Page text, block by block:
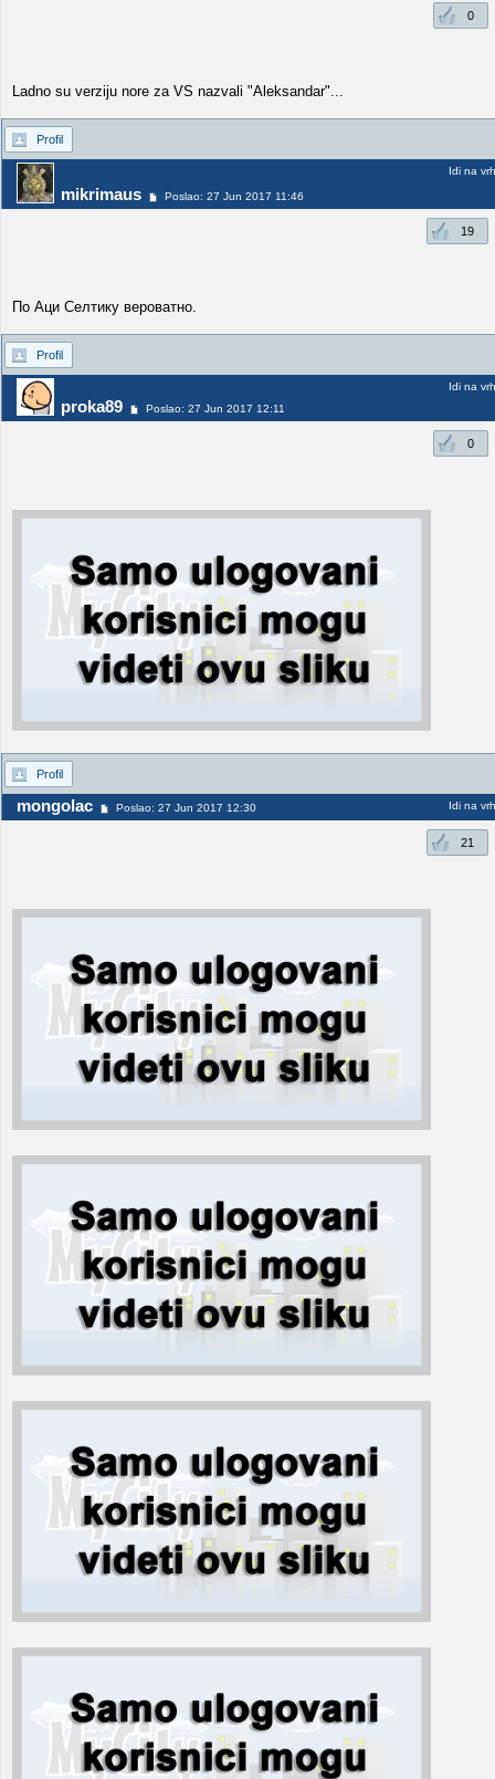
0
Ladno su verziju nore za VS nazvali "Aleksandar"...
Profil
mikrimaus Poslao: 27 Jun 2017 11:46
Idi na vrh
19
По Аци Селтику вероватно.
Profil
proka89 Poslao: 27 Jun 2017 12:11
Idi na vrh
0
Profil
mongolac Poslao: 27 Jun 2017 12:30 Idi na vrh
21